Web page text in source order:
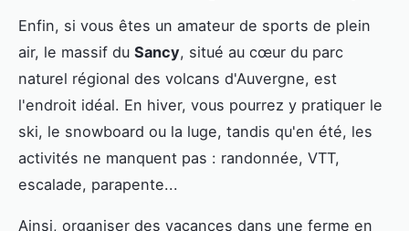
Enfin, si vous êtes un amateur de sports de plein
air, le massif du Sancy, situé au cœur du parc
naturel régional des volcans d'Auvergne, est
l'endroit idéal. En hiver, vous pourrez y pratiquer le
ski, le snowboard ou la luge, tandis qu'en été, les
activités ne manquent pas : randonnée, VTT,
escalade, parapente...
Ainsi, organiser des vacances dans une ferme en